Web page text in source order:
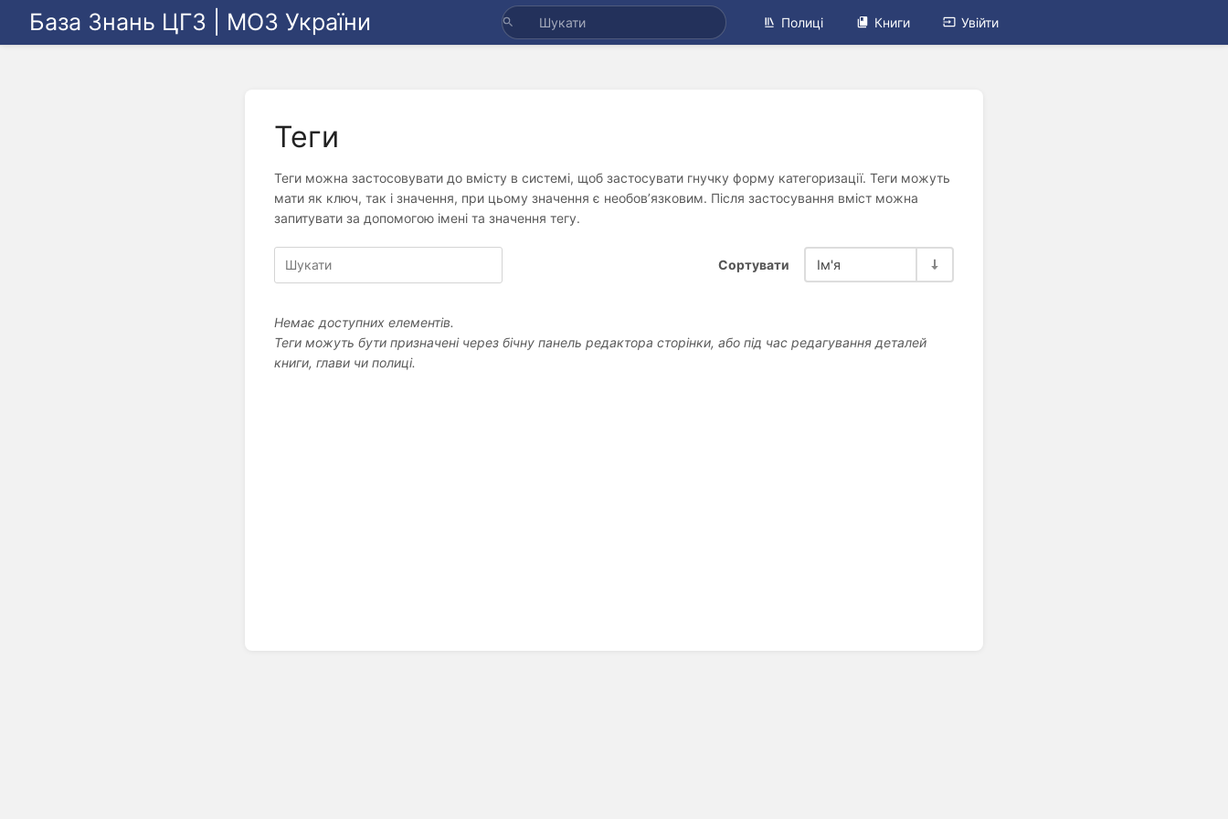
База Знань ЦГЗ | МОЗ України Полиці Книги Увійти
Теги
Теги можна застосовувати до вмісту в системі, щоб застосувати гнучку форму категоризації. Теги можуть
мати як ключ, так і значення, при цьому значення є необов’язковим. Після застосування вміст можна
запитувати за допомогою імені та значення тегу.
Сортувати Ім'я
Немає доступних елементів.
Теги можуть бути призначені через бічну панель редактора сторінки, або під час редагування деталей
книги, глави чи полиці.